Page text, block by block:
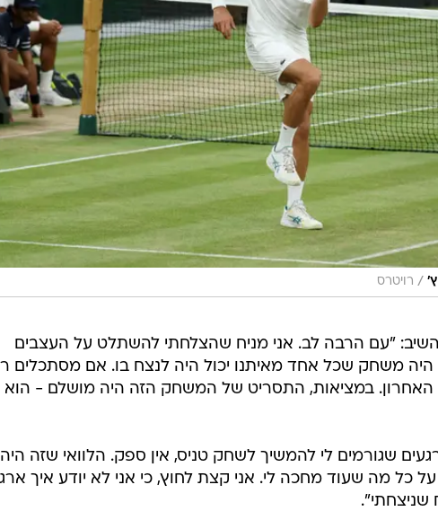
/ רויטרס
"עם הרבה לב. אני מניח שהצלחתי להשתלט על העצבים
משחק שכל אחד מאיתנו יכול היה לנצח בו. אם מסתכלים
האחרון. במציאות, התסריט של המשחק הזה היה מושלם - הוא
שגורמים לי להמשיך לשחק טניס, אין ספק. הלוואי שזה היה
כל מה שעוד מחכה לי. אני קצת לחוץ, כי אני לא יודע איך